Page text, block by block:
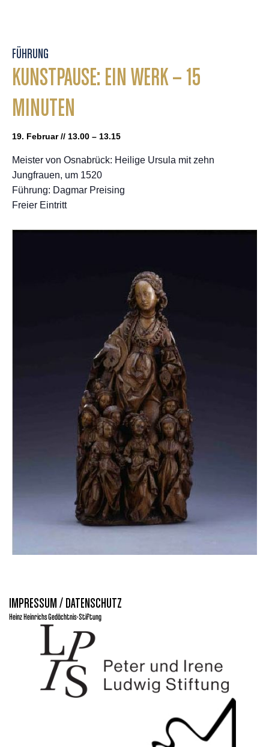
FÜHRUNG
KUNSTPAUSE: EIN WERK – 15
MINUTEN
19. Februar // 13.00 – 13.15
Meister von Osnabrück: Heilige Ursula mit zehn
Jungfrauen, um 1520
Führung: Dagmar Preising
Freier Eintritt
IMPRESSUM / DATENSCHUTZ
Heinz Heinrichs Gedächtnis-Stiftung